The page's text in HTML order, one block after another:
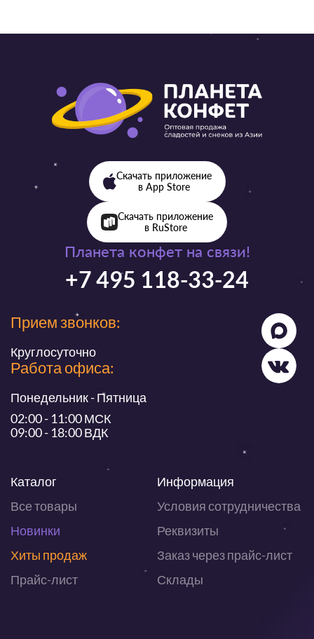
Планета конфет на связи!
+7 495 118-33-24
Прием звонков:
Круглосуточно
Работа офиса:
Понедельник - Пятница
02:00 - 11:00 МСК
09:00 - 18:00 ВДК
Каталог
Все товары
Новинки
Хиты продаж
Прайс-лист
Информация
Условия сотрудничества
Реквизиты
Заказ через прайс-лист
Склады
Скачать приложение
в App Store
Скачать приложение
в RuStore